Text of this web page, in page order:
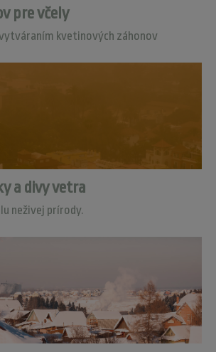
pre včely
kvetinových záhonov
a divy vetra
neživej prírody.